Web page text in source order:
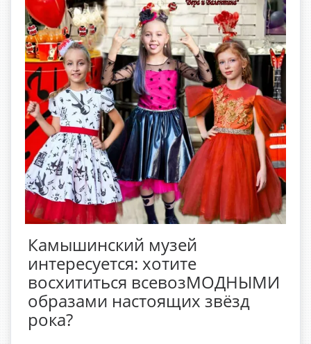
Камышинский музей
интересуется: хотите
восхититься всевозМОДНЫМИ
образами настоящих звёзд
рока?